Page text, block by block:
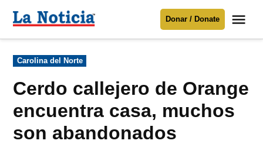
Para mantenerte informado necesitamos
Donar
contenido
Noticia
Donar / Donate
Publicado
en
Carolina del Norte
Cerdo callejero de Orange
encuentra casa, muchos
son abandonados